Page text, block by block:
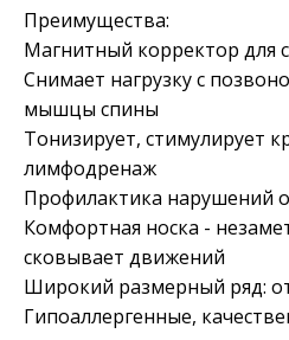
Преимущества:
Магнитный корректор для
Снимает нагрузку с
мышцы спины
Тонизирует, стимулирует
лимфодренаж
Профилактика нарушений
Комфортная носка -
сковывает движений
Широкий размерный ряд:
Гипоаллергенные,